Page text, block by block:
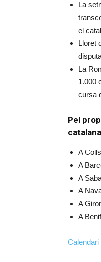
La
el
Lloret
La
1.000
cursa
Pel
A
A
A
A
A
A
Calendari